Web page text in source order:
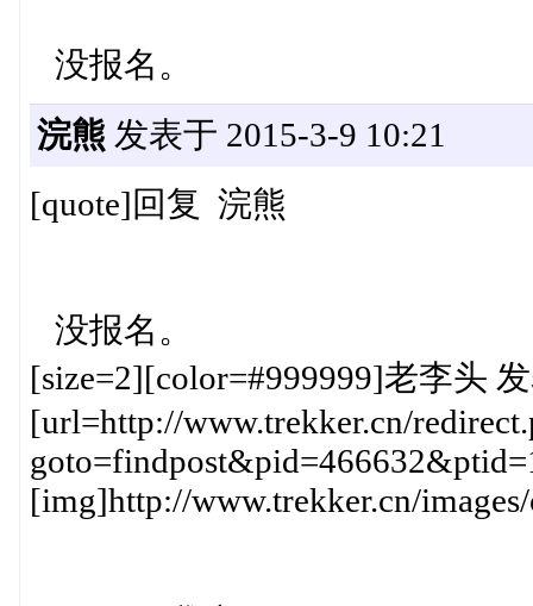
没报名。
浣熊 发表于 2015-3-9 10:21
[quote]回复 浣熊
没报名。
[size=2][color=#999999]老李头
[url=http://www.trekker.cn/
[img]http://www.trekker.cn/